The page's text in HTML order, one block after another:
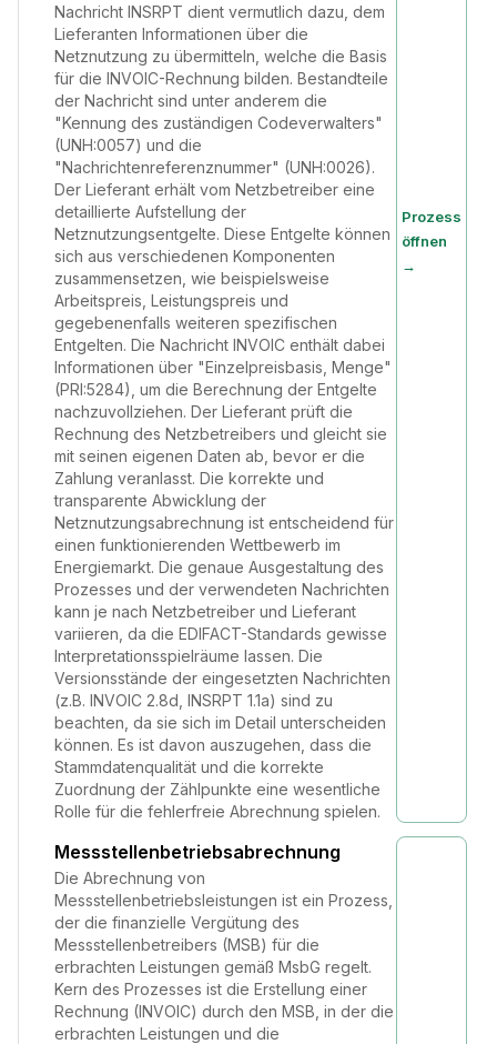
Nachricht INSRPT dient vermutlich dazu, dem
Lieferanten Informationen über die
Netznutzung zu übermitteln, welche die Basis
für die INVOIC-Rechnung bilden. Bestandteile
der Nachricht sind unter anderem die
"Kennung des zuständigen Codeverwalters"
(UNH:0057) und die
"Nachrichtenreferenznummer" (UNH:0026).
Der Lieferant erhält vom Netzbetreiber eine
detaillierte Aufstellung der
Netznutzungsentgelte. Diese Entgelte können
sich aus verschiedenen Komponenten
zusammensetzen, wie beispielsweise
Arbeitspreis, Leistungspreis und
gegebenenfalls weiteren spezifischen
Entgelten. Die Nachricht INVOIC enthält dabei
Informationen über "Einzelpreisbasis, Menge"
(PRI:5284), um die Berechnung der Entgelte
nachzuvollziehen. Der Lieferant prüft die
Rechnung des Netzbetreibers und gleicht sie
mit seinen eigenen Daten ab, bevor er die
Zahlung veranlasst. Die korrekte und
transparente Abwicklung der
Netznutzungsabrechnung ist entscheidend für
einen funktionierenden Wettbewerb im
Energiemarkt. Die genaue Ausgestaltung des
Prozesses und der verwendeten Nachrichten
kann je nach Netzbetreiber und Lieferant
variieren, da die EDIFACT-Standards gewisse
Interpretationsspielräume lassen. Die
Versionsstände der eingesetzten Nachrichten
(z.B. INVOIC 2.8d, INSRPT 1.1a) sind zu
beachten, da sie sich im Detail unterscheiden
können. Es ist davon auszugehen, dass die
Stammdatenqualität und die korrekte
Zuordnung der Zählpunkte eine wesentliche
Rolle für die fehlerfreie Abrechnung spielen.
Prozess
öffnen
→
Messstellenbetriebsabrechnung
Die Abrechnung von
Messstellenbetriebsleistungen ist ein Prozess,
der die finanzielle Vergütung des
Messstellenbetreibers (MSB) für die
erbrachten Leistungen gemäß MsbG regelt.
Kern des Prozesses ist die Erstellung einer
Rechnung (INVOIC) durch den MSB, in der die
erbrachten Leistungen und die